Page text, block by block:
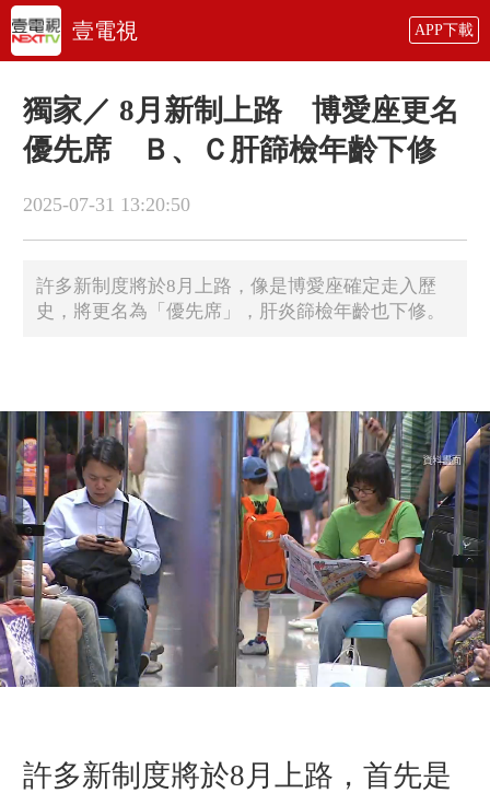
壹電視 APP下載
獨家／ 8月新制上路 博愛座更名
優先席 Ｂ、Ｃ肝篩檢年齡下修
2025-07-31 13:20:50
許多新制度將於8月上路，像是博愛座確定走入歷
史，將更名為「優先席」，肝炎篩檢年齡也下修。
許多新制度將於8月上路， 首先是